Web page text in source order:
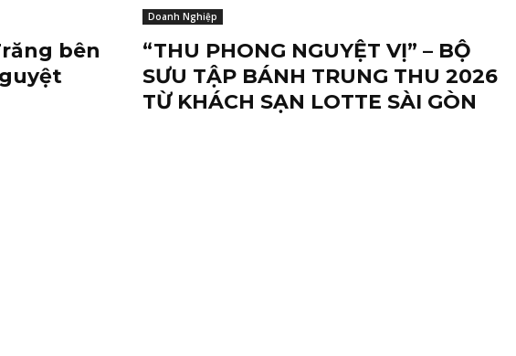
bên
Doanh Nghiệp
“THU PHONG NGUYỆT VỊ” – BỘ
SƯU TẬP BÁNH TRUNG THU 2026
TỪ KHÁCH SẠN LOTTE SÀI GÒN